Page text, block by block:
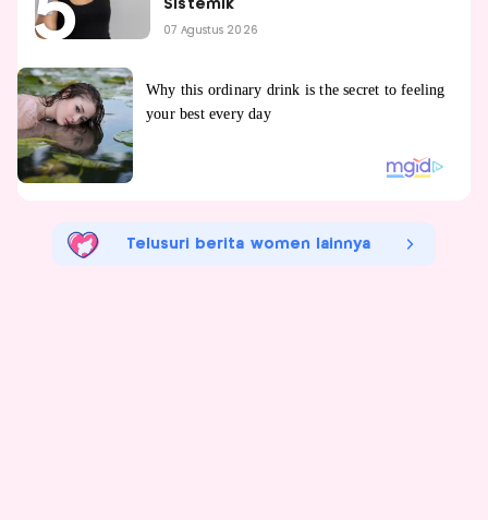
Sistemik
07 Agustus 2026
Telusuri berita women lainnya